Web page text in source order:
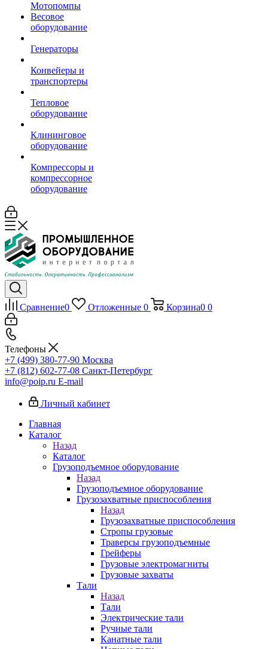
Мотопомпы
Весовое
оборудование
Генераторы
Конвейеры и
транспортеры
Тепловое
оборудование
Клининговое
оборудование
Компрессоры и
компрессорное
оборудование
Сравнение0 Отложенные 0 Корзина0 0
Телефоны
+7 (499) 380-77-90 Москва
+7 (812) 602-77-08 Санкт-Петербург
info@poip.ru E-mail
Личный кабинет
Главная
Каталог
Назад
Каталог
Грузоподъемное оборудование
Назад
Грузоподъемное оборудование
Грузозахватные приспособления
Назад
Грузозахватные приспособления
Стропы грузовые
Траверсы грузоподъемные
Грейферы
Грузовые электромагниты
Грузовые захваты
Тали
Назад
Тали
Электрические тали
Ручные тали
Канатные тали